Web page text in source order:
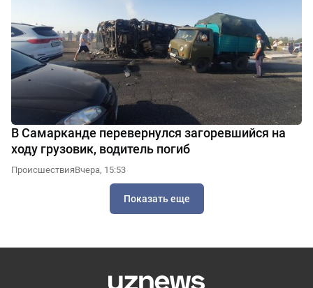
В Самарканде перевернулся загоревшийся на
ходу грузовик, водитель погиб
ПроисшествияВчера, 15:53
Показать еще